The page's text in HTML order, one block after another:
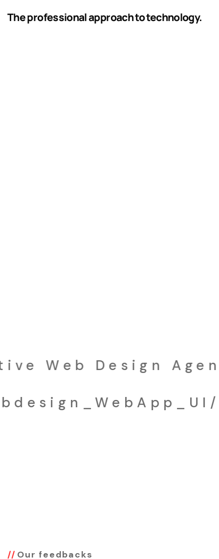
The professional approach to technology.
Web Design
Our feedbacks